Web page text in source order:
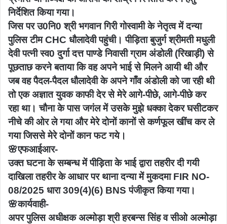
निर्देशित किया गया।
जिस पर उ0नि0 श्री भगवान गिरी गोस्वामी के नेतृत्व में दन्या
पुलिस टीम CHC धौलादेवी पहुंची। पीड़िता बुजुर्ग श्रीमती मधुली
देवी पत्नी स्व0 दुर्गा दत्त पाण्डे निवासी ग्राम अंडोली (रिखाड़ी) से
पूछताछ करने बताया कि वह अपने भाई से मिलने आयी थी और
जब वह पैदल-पैदल धौलादेवी के अपने गाँव अंडोली को जा रही थी
तो एक अज्ञात युवक काफी देर से मेरे आगे-पीछे, आगे-पीछे कर
रहा था। चौना के पास जगंल में उसके मुझे धक्का देकर घसीटकर
नीचे की ओर ले गया और मेरे दोनों कानों से कर्णफूल खींच कर ले
गया जिससे मेरे दोनों कान फट गये।
🌸एफआईआर-
उक्त घटना के सम्बन्ध में पीड़िता के भाई द्वारा तहरीर दी गयी
दाखिला तहरीर के आधार पर थाना दन्या में मुकदमा FIR NO-
08/2025 धारा 309(4)(6) BNS पंजीकृत किया गया।
🌸कार्यवाही-
अपर पुलिस अधीक्षक अल्मोड़ा श्री हरबन्स सिंह व सीओ अल्मोड़ा